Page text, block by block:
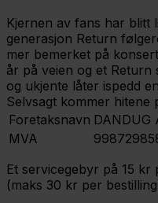
Kjernen av fans har blitt
generasjon Return
mer bemerket på
år på veien og et Return
og ukjente låter ispedd
Selvsagt kommer hitene
Foretaksnavn DANDUG
MVA
Et servicegebyr på 15 kr
(maks 30 kr per